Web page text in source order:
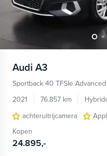
Audi A3
Sportback 40 TFSIe Advanced
2021
76.857 km
achteruitrijcamera
Kopen
24.895,-